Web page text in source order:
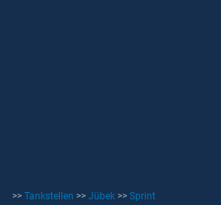
>> Tankstellen >> Jübek >> Sprint